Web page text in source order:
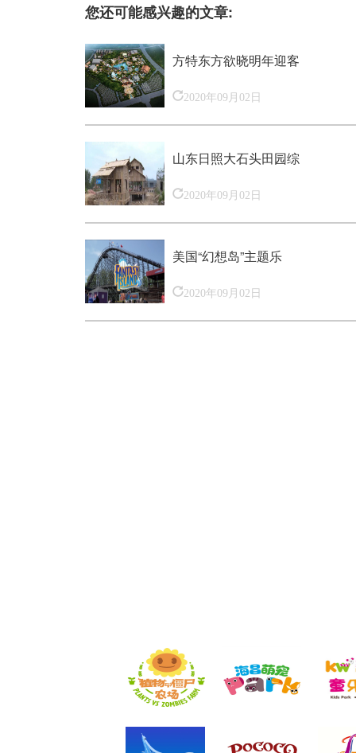
您还可能感兴趣的文章:
方特东方欲晓明年迎客
2020年09月02日
山东日照大石头田园综
2020年09月02日
美国“幻想岛”主题乐
2020年09月02日